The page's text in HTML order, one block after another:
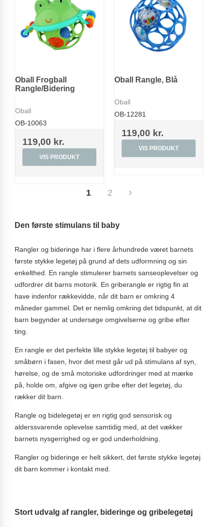
Oball Frogball
Rangle/Bidering
Oball
OB-10063
119,00 kr.
VIS PRODUKT
Oball Rangle, Blå
Oball
OB-12281
119,00 kr.
VIS PRODUKT
1 2
Den første stimulans til baby
Rangler og bideringe har i flere århundrede været barnets
første stykke legetøj på grund af dets udformning og sin
enkelthed. En rangle stimulerer barnets sanseoplevelser og
udfordrer dit barns motorik. En griberangle er rigtig fin at
have indenfor rækkevidde, når dit barn er omkring 4
måneder gammel. Det er nemlig omkring det tidspunkt, at dit
barn begynder at undersøge omgivelserne og gribe efter
ting.
En rangle er det perfekte lille stykke legetøj til babyer og
småbørn i fasen, hvor det mest går ud på stimulans af syn,
hørelse, og de små motoriske udfordringer med at mærke
på, holde om, afgive og igen gribe efter det legetøj, du
rækker dit barn.
Rangle og bidelegetøj er en rigtig god sensorisk og
alderssvarende oplevelse samtidig med, at det vækker
barnets nysgerrighed og er god underholdning.
Rangler og bideringe er helt sikkert, det første stykke legetøj
dit barn kommer i kontakt med.
Stort udvalg af rangler, bideringe og gribelegetøj